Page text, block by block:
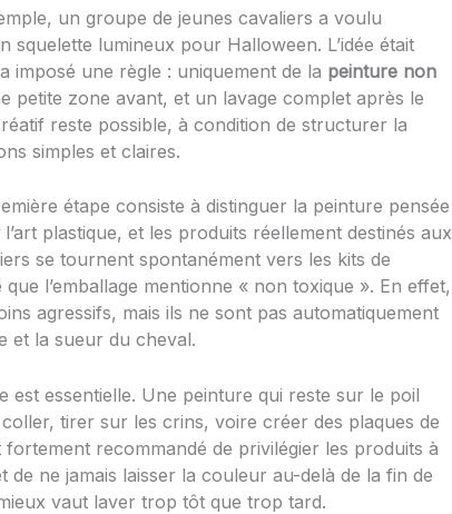
un groupe de jeunes cavaliers a voulu
lumineux pour Halloween. L’idée était
imposé une règle : uniquement de la peinture non
petite zone avant, et un lavage complet après le
reste possible, à condition de structurer la
simples et claires.
étape consiste à distinguer la peinture pensée
plastique, et les produits réellement destinés aux
se tournent spontanément vers les kits de
l’emballage mentionne « non toxique ». En effet,
agressifs, mais ils ne sont pas automatiquement
et la sueur du cheval.
est essentielle. Une peinture qui reste sur le poil
tirer sur les crins, voire créer des plaques de
fortement recommandé de privilégier les produits à
de ne jamais laisser la couleur au-delà de la fin de
vaut laver trop tôt que trop tard.